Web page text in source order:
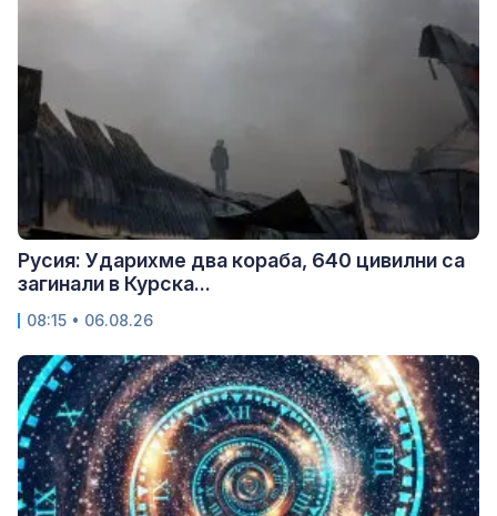
Русия: Ударихме два кораба, 640 цивилни са
загинали в Курска...
08:15 • 06.08.26